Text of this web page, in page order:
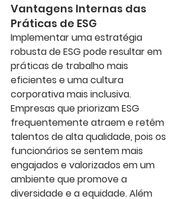
Vantagens Internas das
Práticas de ESG
Implementar uma estratégia
robusta de ESG pode resultar em
práticas de trabalho mais
eficientes e uma cultura
corporativa mais inclusiva.
Empresas que priorizam ESG
frequentemente atraem e retêm
talentos de alta qualidade, pois os
funcionários se sentem mais
engajados e valorizados em um
ambiente que promove a
diversidade e a equidade. Além